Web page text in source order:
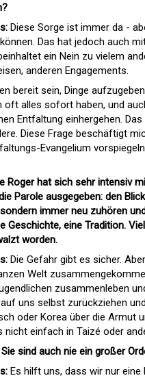
Diese Sorge ist immer da -
Das hat jedoch auch
ein Nein zu vielem
anderen Engagements.
bereit sein, Dinge
oft alles sofort haben, und
Entfaltung einhergehen.
Diese Frage beschäftigt
Evangelium
Roger hat sich sehr intensiv
Parole ausgegeben: den
immer neu zuhören
Geschichte, eine Tradition.
worden.
Die Gefahr gibt es sicher.
Welt
zusammenleben
uns selbst zurückziehen
oder Korea über die Armut
nicht einfach in Taizé oder
Sie sind auch nie ein großer
Es hilft uns, dass wir nur eine